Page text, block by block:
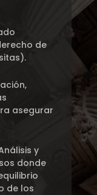
de
asegurar
y
donde
de los